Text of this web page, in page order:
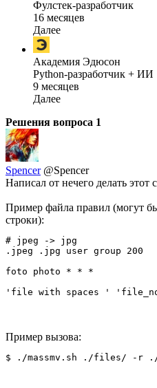
Фулстек-разработчик
16 месяцев
Далее
Академия Эдюсон
Python-разработчик + ИИ
9 месяцев
Далее
Решения вопроса 1
Spencer @Spencer
Написал от нечего делать этот
Пример файла правил (могут
строки):
# jpeg -> jpg
.jpeg .jpg user group 200
foto photo * * *
Пример вызова: